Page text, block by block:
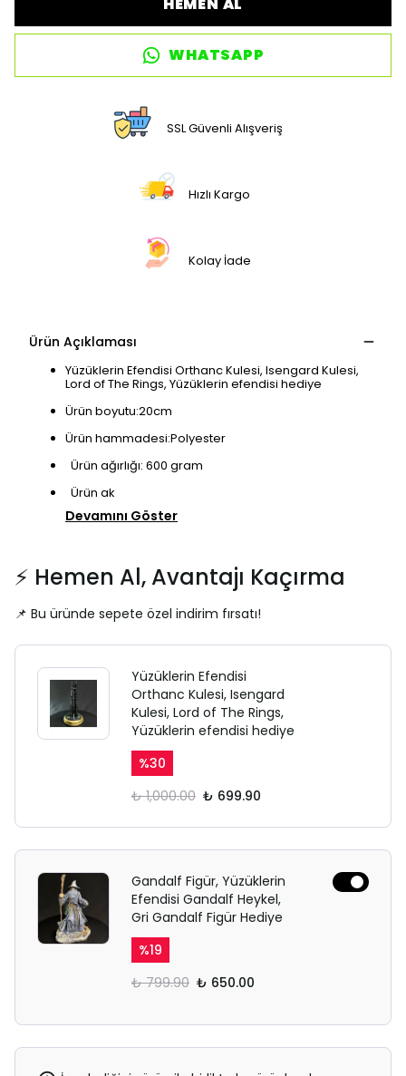
HEMEN AL
WHATSAPP
SSL Güvenli Alışveriş
Hızlı Kargo
Kolay İade
Ürün Açıklaması
Yüzüklerin Efendisi Orthanc Kulesi, Isengard Kulesi,
Lord of The Rings, Yüzüklerin efendisi hediye
Ürün boyutu:20cm
Ürün hammadesi:Polyester
Ürün ağırlığı: 600 gram
Ürün ak
Devamını Göster
⚡ Hemen Al, Avantajı Kaçırma
📌 Bu üründe sepete özel indirim fırsatı!
Yüzüklerin Efendisi
Orthanc Kulesi, Isengard
Kulesi, Lord of The Rings,
Yüzüklerin efendisi hediye
%30
₺ 1,000.00 ₺ 699.90
Gandalf Figür, Yüzüklerin
Efendisi Gandalf Heykel,
Gri Gandalf Figür Hediye
%19
₺ 799.90 ₺ 650.00